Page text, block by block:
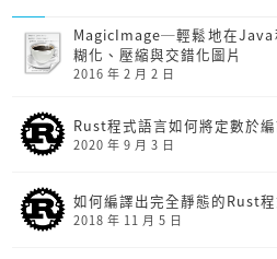
MagicImage─輕鬆地在Java
糊化、壓縮與交錯化圖片
2016 年 2 月 2 日
Rust程式語言如何將定數於
2020 年 9 月 3 日
如何編譯出完全靜態的Rust程
2018 年 11 月 5 日